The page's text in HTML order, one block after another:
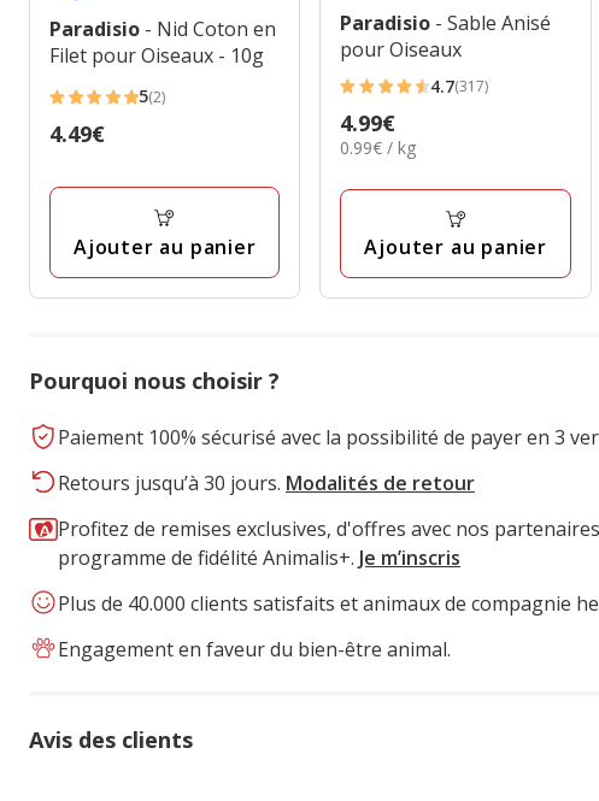
Paradisio - Nid Coton en
Filet pour Oiseaux - 10g
5
étoiles
2
5(2)
Prix
4.49€
Ajouter au panier
Paradisio - Sable Anisé
pour Oiseaux
4.7
étoiles
avec
317
4.7(317)
Prix
4.99€
4.99€
0.99€
Kg
0.99€ / kg
Ajouter au panier
Pourquoi nous choisir ?
Paiement 100% sécurisé avec la possibilité de payer en 3
Retours jusqu’à 30 jours. Modalités de retour
Profitez de remises exclusives, d'offres avec nos
programme de fidélité Animalis+. Je m’inscris
Plus de 40.000 clients satisfaits et animaux de compagnie
Engagement en faveur du bien-être animal.
Avis des clients
86% des personnes lont noté avec {1} étoiles, 14% des